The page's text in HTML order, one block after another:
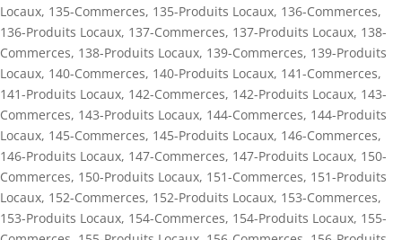
Locaux, 135-Commerces, 135-Produits Locaux, 136-Commerces,
136-Produits Locaux, 137-Commerces, 137-Produits Locaux, 138-
Commerces, 138-Produits Locaux, 139-Commerces, 139-Produits
Locaux, 140-Commerces, 140-Produits Locaux, 141-Commerces,
141-Produits Locaux, 142-Commerces, 142-Produits Locaux, 143-
Commerces, 143-Produits Locaux, 144-Commerces, 144-Produits
Locaux, 145-Commerces, 145-Produits Locaux, 146-Commerces,
146-Produits Locaux, 147-Commerces, 147-Produits Locaux, 150-
Commerces, 150-Produits Locaux, 151-Commerces, 151-Produits
Locaux, 152-Commerces, 152-Produits Locaux, 153-Commerces,
153-Produits Locaux, 154-Commerces, 154-Produits Locaux, 155-